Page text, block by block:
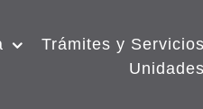
Trámites y Servicios
Unidades